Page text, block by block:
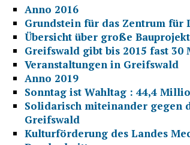
Anno 2016
Grundstein für das Zentrum für
Übersicht über große
Greifswald gibt bis 2015 fast
Veranstaltungen in Greifswald
Anno 2019
Sonntag ist Wahltag : 44,4
Solidarisch miteinander gegen
Greifswald
Kulturförderung des Landes